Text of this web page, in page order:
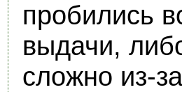
пробились
выдачи,
сложно из-